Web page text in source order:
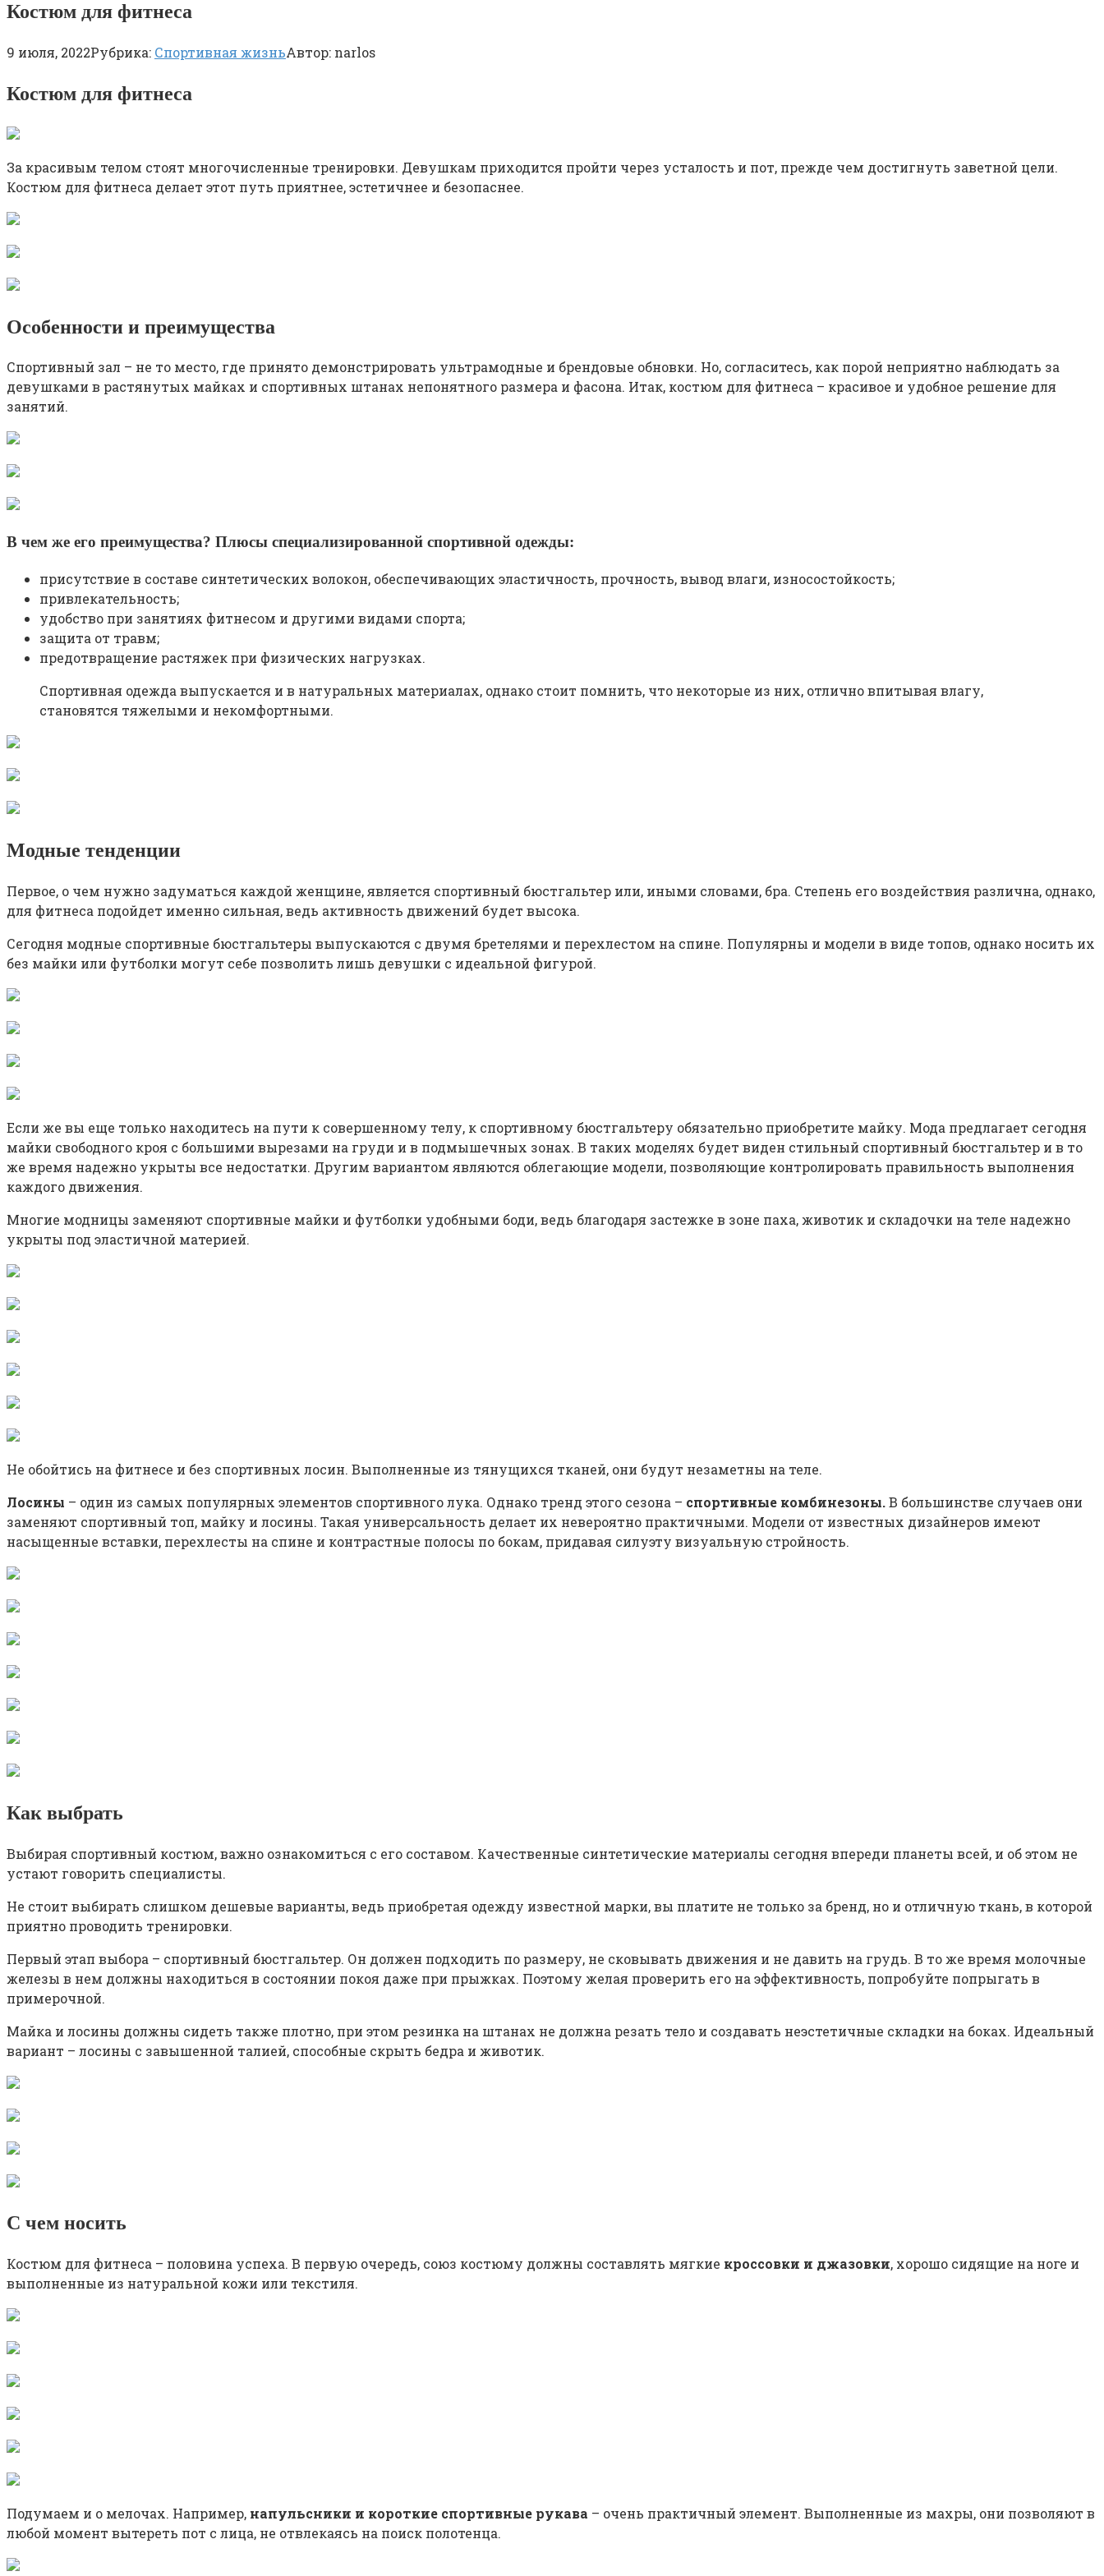
Костюм для фитнеса
9 июля, 2022Рубрика: Спортивная жизньАвтор: narlos
Костюм для фитнеса
За красивым телом стоят многочисленные тренировки. Девушкам приходится пройти через усталость и пот, прежде чем достигнуть заветной цели.
Костюм для фитнеса делает этот путь приятнее, эстетичнее и безопаснее.
Особенности и преимущества
Спортивный зал – не то место, где принято демонстрировать ультрамодные и брендовые обновки. Но, согласитесь, как порой неприятно наблюдать за
девушками в растянутых майках и спортивных штанах непонятного размера и фасона. Итак, костюм для фитнеса – красивое и удобное решение для
занятий.
В чем же его преимущества? Плюсы специализированной спортивной одежды:
присутствие в составе синтетических волокон, обеспечивающих эластичность, прочность, вывод влаги, износостойкость;
привлекательность;
удобство при занятиях фитнесом и другими видами спорта;
защита от травм;
предотвращение растяжек при физических нагрузках.
Спортивная одежда выпускается и в натуральных материалах, однако стоит помнить, что некоторые из них, отлично впитывая влагу,
становятся тяжелыми и некомфортными.
Модные тенденции
Первое, о чем нужно задуматься каждой женщине, является спортивный бюстгальтер или, иными словами, бра. Степень его воздействия различна, однако,
для фитнеса подойдет именно сильная, ведь активность движений будет высока.
Сегодня модные спортивные бюстгальтеры выпускаются с двумя бретелями и перехлестом на спине. Популярны и модели в виде топов, однако носить их
без майки или футболки могут себе позволить лишь девушки с идеальной фигурой.
Если же вы еще только находитесь на пути к совершенному телу, к спортивному бюстгальтеру обязательно приобретите майку. Мода предлагает сегодня
майки свободного кроя с большими вырезами на груди и в подмышечных зонах. В таких моделях будет виден стильный спортивный бюстгальтер и в то
же время надежно укрыты все недостатки. Другим вариантом являются облегающие модели, позволяющие контролировать правильность выполнения
каждого движения.
Многие модницы заменяют спортивные майки и футболки удобными боди, ведь благодаря застежке в зоне паха, животик и складочки на теле надежно
укрыты под эластичной материей.
Не обойтись на фитнесе и без спортивных лосин. Выполненные из тянущихся тканей, они будут незаметны на теле.
Лосины – один из самых популярных элементов спортивного лука. Однако тренд этого сезона – спортивные комбинезоны.В большинстве случаев они
заменяют спортивный топ, майку и лосины. Такая универсальность делает их невероятно практичными. Модели от известных дизайнеров имеют
насыщенные вставки, перехлесты на спине и контрастные полосы по бокам, придавая силуэту визуальную стройность.
Как выбрать
Выбирая спортивный костюм, важно ознакомиться с его составом. Качественные синтетические материалы сегодня впереди планеты всей, и об этом не
устают говорить специалисты.
Не стоит выбирать слишком дешевые варианты, ведь приобретая одежду известной марки, вы платите не только за бренд, но и отличную ткань, в которой
приятно проводить тренировки.
Первый этап выбора – спортивный бюстгальтер. Он должен подходить по размеру, не сковывать движения и не давить на грудь. В то же время молочные
железы в нем должны находиться в состоянии покоя даже при прыжках. Поэтому желая проверить его на эффективность, попробуйте попрыгать в
примерочной.
Майка и лосины должны сидеть также плотно, при этом резинка на штанах не должна резать тело и создавать неэстетичные складки на боках. Идеальный
вариант – лосины с завышенной талией, способные скрыть бедра и животик.
С чем носить
Костюм для фитнеса – половина успеха. В первую очередь, союз костюму должны составлять мягкие кроссовки и джазовки, хорошо сидящие на ноге и
выполненные из натуральной кожи или текстиля.
Подумаем и о мелочах. Например, напульсники и короткие спортивные рукава – очень практичный элемент. Выполненные из махры, они позволяют в
любой момент вытереть пот с лица, не отвлекаясь на поиск полотенца.